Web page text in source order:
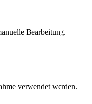
Bearbeitung.
verwendet werden.